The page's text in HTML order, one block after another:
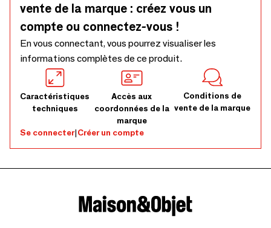
De légères variations dans la trame et la couleur
témoignent du caractère artisanal et rendent chaque boîte
authentique et unique.
vente de la marque : créez vous un
compte ou connectez-vous !
En vous connectant, vous pourrez visualiser les
informations complètes de ce produit.
Caractéristiques
techniques
Accès aux
coordonnées de la
marque
Conditions de
vente de la marque
Se connecter|Créer un compte